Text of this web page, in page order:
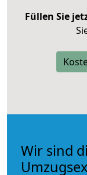
Füllen Sie
Wir sind